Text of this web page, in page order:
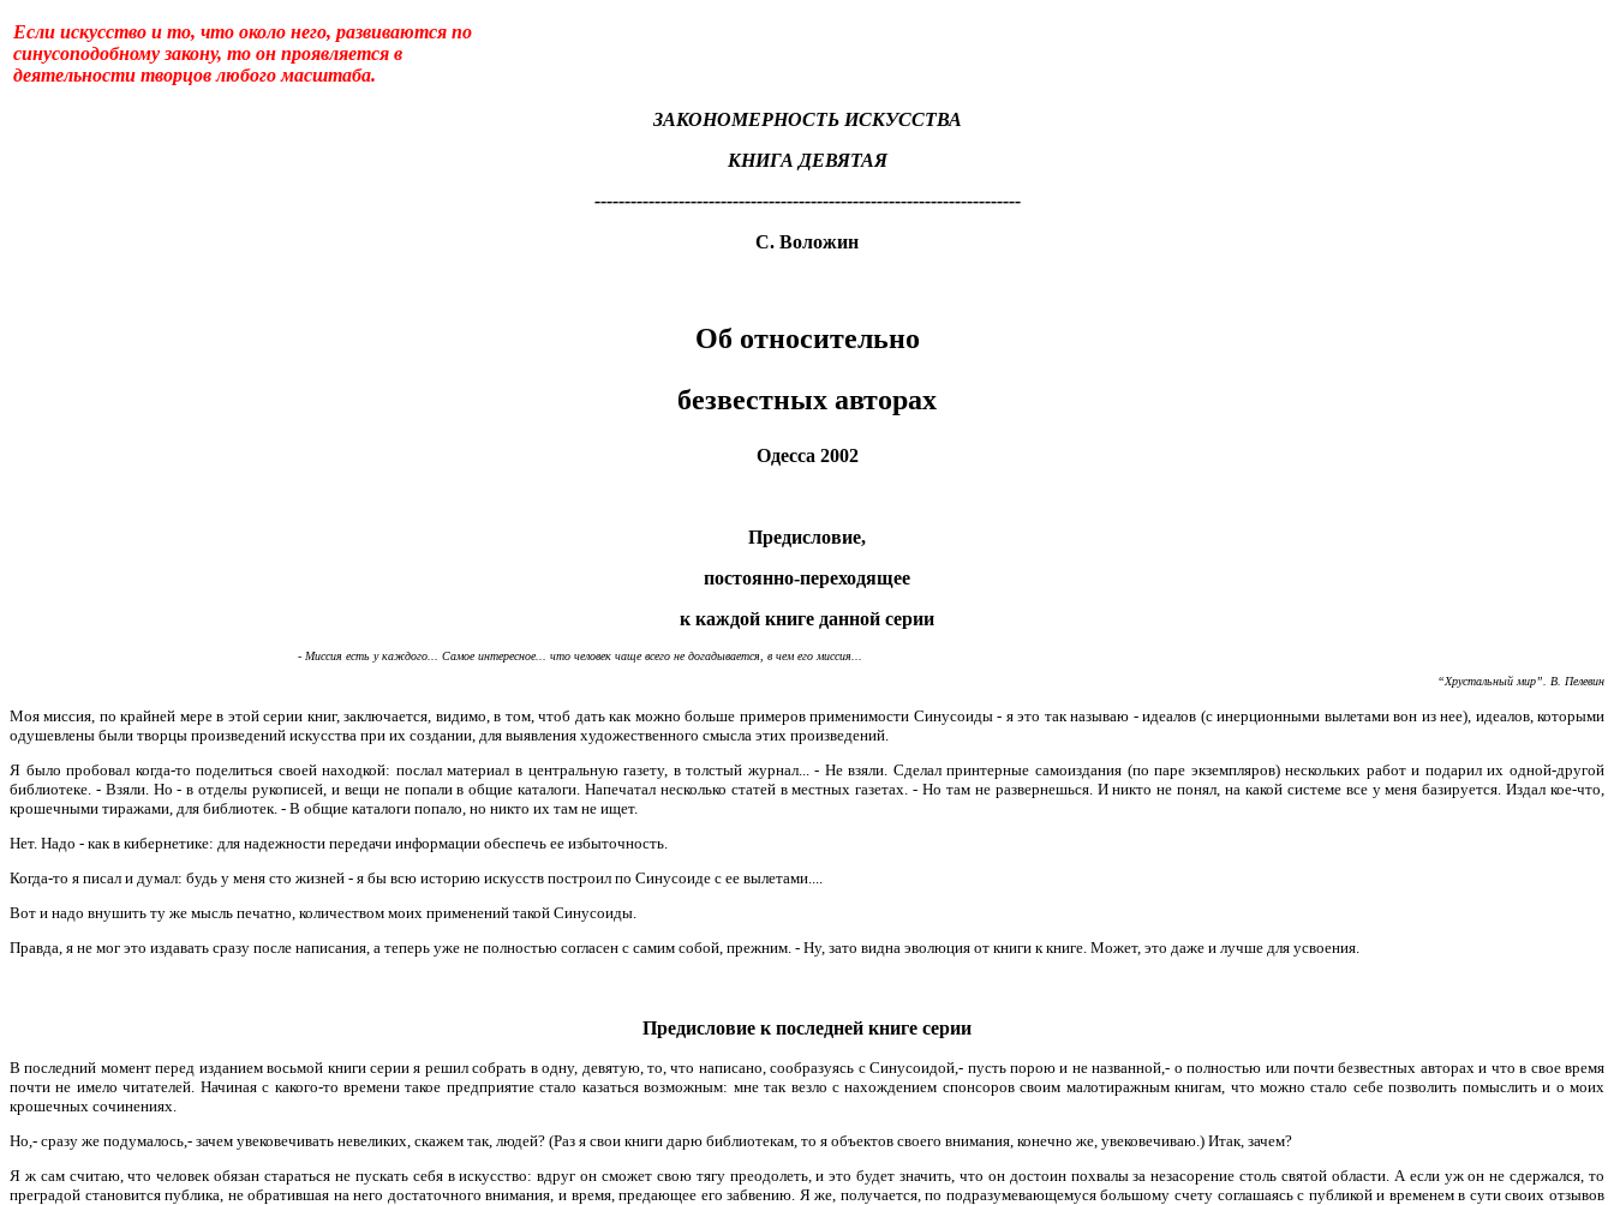
Если искусство и то, что около него, развиваются по
синусоподобному закону, то он проявляется в
деятельности творцов любого масштаба.
ЗАКОНОМЕРНОСТЬ ИСКУССТВА
КНИГА ДЕВЯТАЯ
-----------------------------------------------------------------------
С. Воложин
Об относительно
безвестных авторах
Одесса 2002
Предисловие,
постоянно-переходящее
к каждой книге данной серии
- Миссия есть у каждого... Самое интересное... что человек чаще всего не догадывается, в чем его миссия...
“Хрустальный мир”. В. Пелевин
Моя миссия, по крайней мере в этой серии книг, заключается, видимо, в том, чтоб дать как можно больше примеров применимости Синусоиды - я это так называю - идеалов (с инерционными вылетами вон из нее), идеалов, которыми
одушевлены были творцы произведений искусства при их создании, для выявления художественного смысла этих произведений.
Я было пробовал когда-то поделиться своей находкой: послал материал в центральную газету, в толстый журнал... - Не взяли. Сделал принтерные самоиздания (по паре экземпляров) нескольких работ и подарил их одной-другой
библиотеке. - Взяли. Но - в отделы рукописей, и вещи не попали в общие каталоги. Напечатал несколько статей в местных газетах. - Но там не развернешься. И никто не понял, на какой системе все у меня базируется. Издал кое-что,
крошечными тиражами, для библиотек. - В общие каталоги попало, но никто их там не ищет.
Нет. Надо - как в кибернетике: для надежности передачи информации обеспечь ее избыточность.
Когда-то я писал и думал: будь у меня сто жизней - я бы всю историю искусств построил по Синусоиде с ее вылетами....
Вот и надо внушить ту же мысль печатно, количеством моих применений такой Синусоиды.
Правда, я не мог это издавать сразу после написания, а теперь уже не полностью согласен с самим собой, прежним. - Ну, зато видна эволюция от книги к книге. Может, это даже и лучше для усвоения.
Предисловие к последней книге серии
В последний момент перед изданием восьмой книги серии я решил собрать в одну, девятую, то, что написано, сообразуясь с Синусоидой,- пусть порою и не названной,- о полностью или почти безвестных авторах и что в свое время
почти не имело читателей. Начиная с какого-то времени такое предприятие стало казаться возможным: мне так везло с нахождением спонсоров своим малотиражным книгам, что можно стало себе позволить помыслить и о моих
крошечных сочинениях.
Но,- сразу же подумалось,- зачем увековечивать невеликих, скажем так, людей? (Раз я свои книги дарю библиотекам, то я объектов своего внимания, конечно же, увековечиваю.) Итак, зачем?
Я ж сам считаю, что человек обязан стараться не пускать себя в искусство: вдруг он сможет свою тягу преодолеть, и это будет значить, что он достоин похвалы за незасорение столь святой области. А если уж он не сдержался, то
преградой становится публика, не обратившая на него достаточного внимания, и время, предающее его забвению. Я же, получается, по подразумевающемуся большому счету соглашаясь с публикой и временем в сути своих отзывов